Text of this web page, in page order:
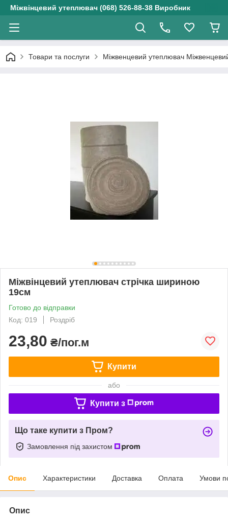
Міжвінцевий утеплювач (068) 526-88-38 Виробник
Товари та послуги Міжвенцевий утеплювач
Міжвінцевий утеплювач стрічка шириною
19см
Готово до відправки
Код: 019
Роздріб
23,80 ₴/пог.м
Купити
або
Купити з
Що таке купити з Пром?
Замовлення під захистом
Опис Характеристики Доставка Оплата Умови
Опис